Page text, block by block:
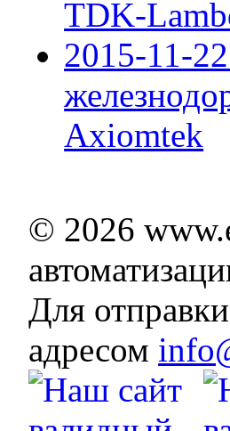
TDK-
2015-11-
Axiomtek
© 2026
Для
адресом